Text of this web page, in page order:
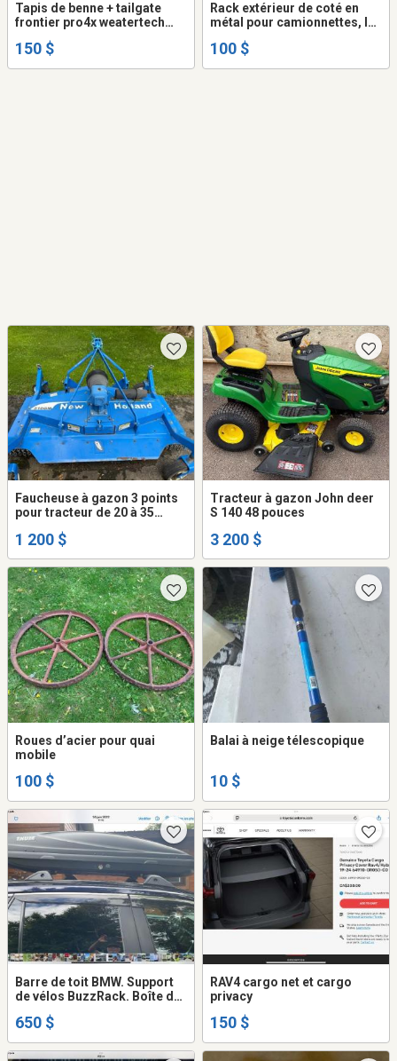
Tapis de benne + tailgate
frontier pro4x weatertech
150 $
Rack extérieur de coté en
métal pour camionnettes, les
100 $
Faucheuse à gazon 3 points
pour tracteur de 20 à 35
1 200 $
Tracteur à gazon John deer
S 140 48 pouces
3 200 $
Roues d’acier pour quai
mobile
100 $
Balai à neige télescopique
10 $
Barre de toit BMW. Support
de vélos BuzzRack. Boîte de
650 $
RAV4 cargo net et cargo
privacy
150 $